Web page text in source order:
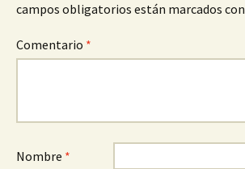
campos obligatorios están marcados con
Comentario *
Nombre *